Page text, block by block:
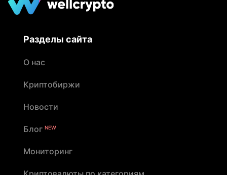
Разделы сайта
О нас
Криптобиржи
Новости
Блог NEW
Мониторинг